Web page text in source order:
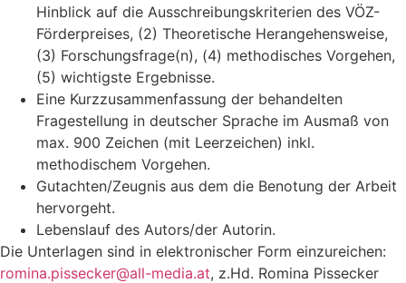
Hinblick auf die Ausschreibungskriterien des VÖZ-
Förderpreises, (2) Theoretische Herangehensweise,
(3) Forschungsfrage(n), (4) methodisches Vorgehen,
(5) wichtigste Ergebnisse.
Eine Kurzzusammenfassung der behandelten
Fragestellung in deutscher Sprache im Ausmaß von
max. 900 Zeichen (mit Leerzeichen) inkl.
methodischem Vorgehen.
Gutachten/Zeugnis aus dem die Benotung der Arbeit
hervorgeht.
Lebenslauf des Autors/der Autorin.
Die Unterlagen sind in elektronischer Form einzureichen:
romina.pissecker@all-media.at, z.Hd. Romina Pissecker